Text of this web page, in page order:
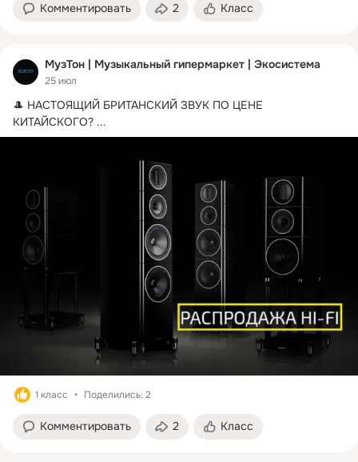
Комментировать 2 Класс
МузТон | Музыкальный гипермаркет | Экосистема
25 июл
🎩 НАСТОЯЩИЙ БРИТАНСКИЙ ЗВУК ПО ЦЕНЕ
КИТАЙСКОГО? ...
1 класс Поделились: 2
Комментировать 2 Класс